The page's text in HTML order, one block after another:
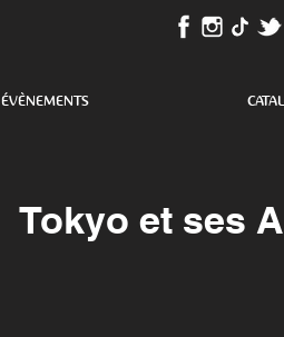
ÉVÈNEMENTS
Tokyo et ses